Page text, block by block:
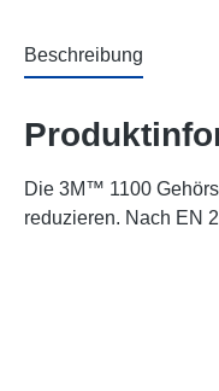
Beschreibung
Die 3M™ 1100
reduzieren. Nach EN